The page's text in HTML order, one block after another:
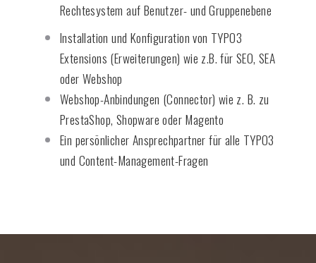
Rechtesystem auf Benutzer- und Gruppenebene
Installation und Konfiguration von TYPO3
Extensions (Erweiterungen) wie z.B. für SEO, SEA
oder Webshop
Webshop-Anbindungen (Connector) wie z. B. zu
PrestaShop, Shopware oder Magento
Ein persönlicher Ansprechpartner für alle TYPO3
und Content-Management-Fragen